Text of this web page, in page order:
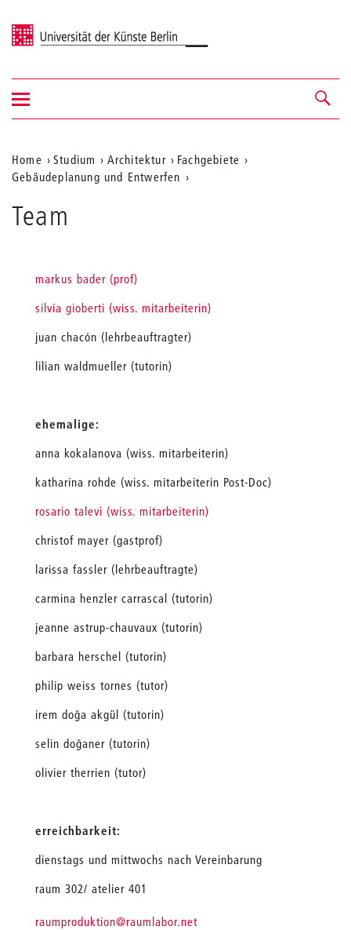
Universität der Künste Berlin
Navigation &
Suche
Navigation
ein-/ausblenden
Aktuelle
Position
auf
Home Studium Architektur
Fachgebiete
Gebäudeplanung und Entwerfen
Team
markus bader (prof)
silvia gioberti (wiss. mitarbeiterin)
juan chacón (lehrbeauftragter)
lilian waldmueller (tutorin)
ehemalige:
anna kokalanova (wiss. mitarbeiterin)
katharina rohde (wiss. mitarbeiterin Post-Doc)
rosario talevi (wiss. mitarbeiterin)
christof mayer (gastprof)
larissa fassler (lehrbeauftragte)
carmina henzler carrascal (tutorin)
jeanne astrup-chauvaux (tutorin)
barbara herschel (tutorin)
philip weiss tornes (tutor)
irem doğa akgül (tutorin)
selin doğaner (tutorin)
olivier therrien (tutor)
erreichbarkeit:
dienstags und mittwochs nach Vereinbarung
raum 302/ atelier 401
raumproduktion_
@raumlabor.net